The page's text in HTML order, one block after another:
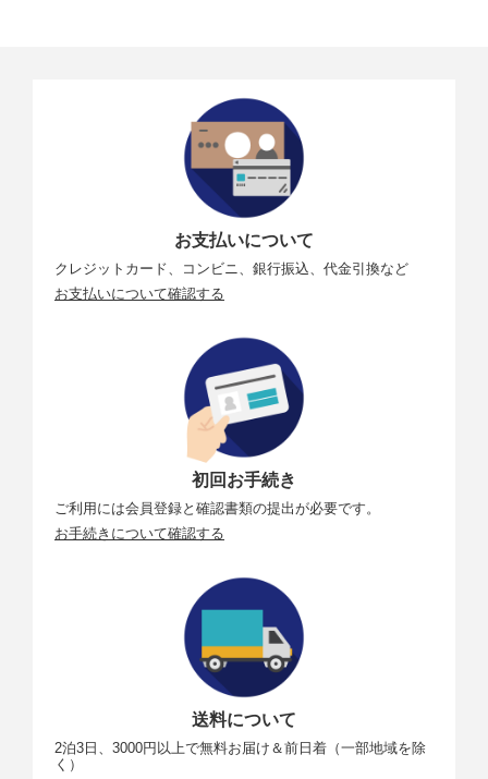
お支払いについて
クレジットカード、コンビニ、銀行振込、代金引換など
お支払いについて確認する
初回お手続き
ご利用には会員登録と確認書類の提出が必要です。
お手続きについて確認する
送料について
2泊3日、3000円以上で無料お届け＆前日着（一部地域を除
く）